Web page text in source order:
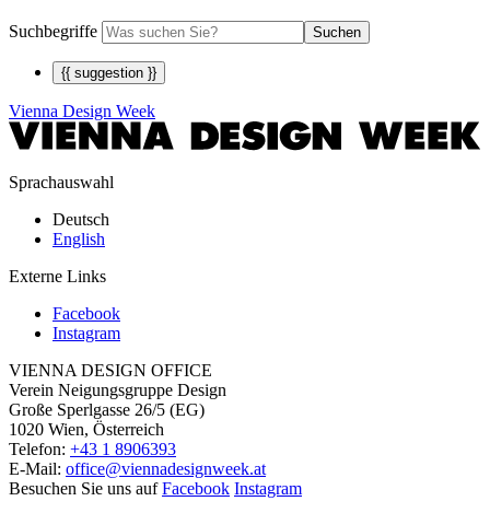
Suchbegriffe Suchen
{{ suggestion }}
Vienna Design Week
Sprachauswahl
Deutsch
English
Externe Links
Facebook
Instagram
VIENNA DESIGN OFFICE
Verein Neigungsgruppe Design
Große Sperlgasse 26/5 (EG)
1020 Wien, Österreich
Telefon: +43 1 8906393
E-Mail: office@viennadesignweek.at
Besuchen Sie uns aufFacebook Instagram